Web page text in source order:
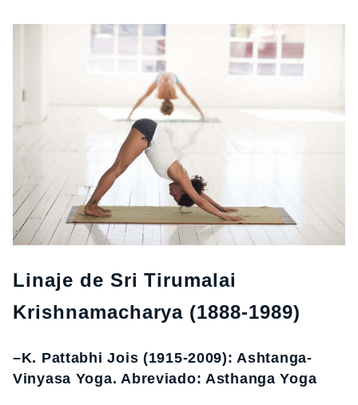
Linaje de Sri Tirumalai
Krishnamacharya (1888-1989)
–K. Pattabhi Jois (1915-2009): Ashtanga-
Vinyasa Yoga. Abreviado: Asthanga Yoga